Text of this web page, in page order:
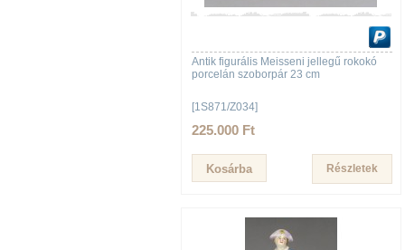
Antik figurális Meisseni jellegű rokokó
porcelán szoborpár 23 cm
[1S871/Z034]
225.000 Ft
Részletek